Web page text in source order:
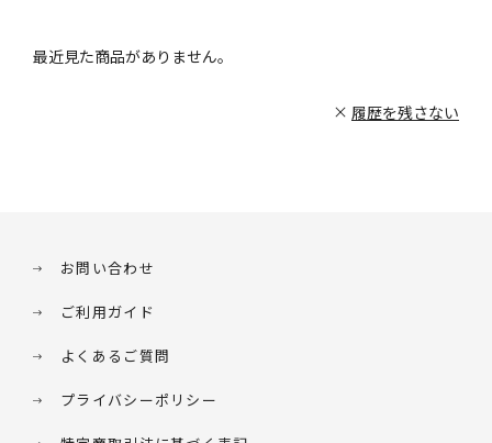
最近見た商品がありません。
履歴を残さない
お問い合わせ
ご利用ガイド
よくあるご質問
プライバシーポリシー